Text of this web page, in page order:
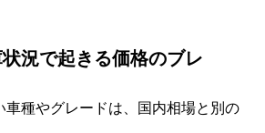
況で起きる価格のブレ
車種やグレードは、国内相場と別の